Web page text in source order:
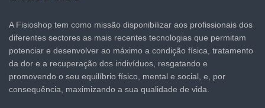
A Fisioshop tem como missão disponibilizar aos profissionais dos
diferentes sectores as mais recentes tecnologias que permitam
potenciar e desenvolver ao máximo a condição física, tratamento
da dor e a recuperação dos indivíduos, resgatando e
promovendo o seu equilíbrio físico, mental e social, e, por
consequência, maximizando a sua qualidade de vida.